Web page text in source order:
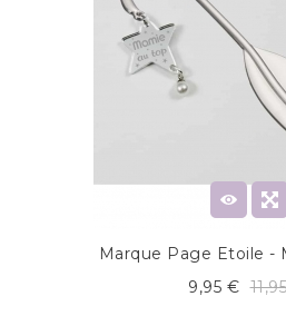
Marque Page Etoile -
9,95 €